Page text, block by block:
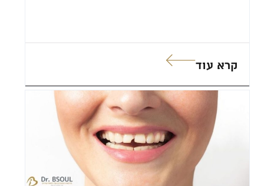
קרא עוד